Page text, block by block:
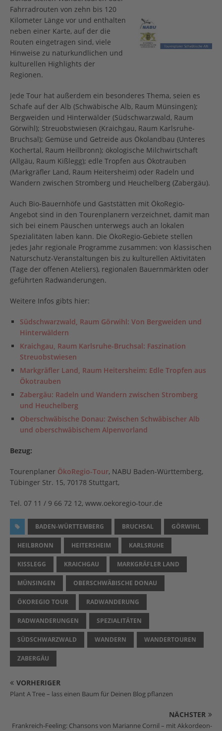
Fahrradrouten von zehn bis 120
Kilometer Länge vor und enthalten
neben einer Karte, auf der die
Routen eingetragen sind, viele
Hinweise zu naturkundlichen und
kulturellen Highlights der
Regionen.
Jede Tour hat außerdem ein besonderes Thema, seien es
Schafe auf der Alb (Schwäbische Alb, Raum Münsingen);
Bergweiden und Hinterwälder (Südschwarzwald, Raum
Görwihl); Streuobstwiesen (Kraichgau, Raum Karlsruhe-
Bruchsal); Gemüse und Getreide aus Ökolandbau (Unteres
Kochertal, Raum Heilbronn); ökologische Milchwirtschaft
(Allgäu, Raum Kißlegg); edle Tropfen aus Ökotrauben
(Markgräfler Land, Raum Heitersheim) oder Radeln und
Wandern zwischen Stromberg und Heuchelberg (Zabergäu).
Auch Bio-Bauernhöfe und Gaststätten mit ÖkoRegio-
Angebot sind in den Tourenplanern verzeichnet, damit man
sich bei einem Päuschen unterwegs auch an lokalen
Spezialitäten laben kann. Die ÖkoRegio-Gebiete stellen
jedes Jahr regionale Programme zusammen: von klassischen
Naturschutz-Veranstaltungen bis zu kulturellen Aktivitäten
(Tage der offenen Ateliers), regionalen Bauernmärkten oder
geführten Radwanderungen.
Weitere Infos gibts hier:
Südschwarzwald, Raum Görwihl: Von Bergweiden und
Hinterwäldern
Kraichgau, Raum Karlsruhe-Bruchsal: Faszination
Streuobstwiesen
Markgräfler Land, Raum Heitersheim: Edle Tropfen aus
Ökotrauben
Zabergäu: Radeln und Wandern zwischen Stromberg
und Heuchelberg
Oberschwäbische Donau: Zwischen Schwäbischer Alb
und oberschwäbischem Alpenvorland
Bezug:
Tourenplaner ÖkoRegio-Tour, NABU Baden-Württemberg,
Tübinger Str. 15, 70178 Stuttgart,
Tel. 07 11 / 9 66 72 12, www.oekoregio-tour.de
BADEN-WÜRTTEMBERG BRUCHSAL GÖRWIHL
HEILBRONN HEITERSHEIM KARLSRUHE
KISSLEGG KRAICHGAU MARKGRÄFLER LAND
MÜNSINGEN OBERSCHWÄBISCHE DONAU
ÖKOREGIO TOUR RADWANDERUNG
RADWANDERUNGEN SPEZIALITÄTEN
SÜDSCHWARZWALD WANDERN WANDERTOUREN
ZABERGÄU
VORHERIGER
Plant A Tree – lass einen Baum für Deinen Blog pflanzen
NÄCHSTER
Frankreich-Feeling: Chansons von Marianne Cornil – mit Akkordeon-